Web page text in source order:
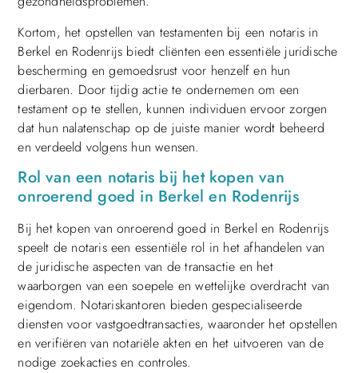
Kortom, het opstellen van testamenten bij een notaris in
Berkel en Rodenrijs biedt cliënten een essentiële juridische
bescherming en gemoedsrust voor henzelf en hun
dierbaren. Door tijdig actie te ondernemen om een
testament op te stellen, kunnen individuen ervoor zorgen
dat hun nalatenschap op de juiste manier wordt beheerd
en verdeeld volgens hun wensen.
Rol van een notaris bij het kopen van
onroerend goed in Berkel en Rodenrijs
Bij het kopen van onroerend goed in Berkel en Rodenrijs
speelt de notaris een essentiële rol in het afhandelen van
de juridische aspecten van de transactie en het
waarborgen van een soepele en wettelijke overdracht van
eigendom. Notariskantoren bieden gespecialiseerde
diensten voor vastgoedtransacties, waaronder het opstellen
en verifiëren van notariële akten en het uitvoeren van de
nodige zoekacties en controles.